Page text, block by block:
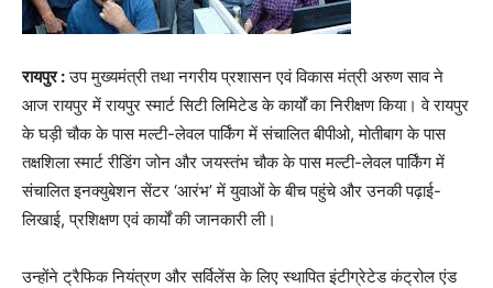
रायपुर :उप मुख्यमंत्री तथा नगरीय प्रशासन एवं विकास मंत्री अरुण साव ने
आज रायपुर में रायपुर स्मार्ट सिटी लिमिटेड के कार्यों का निरीक्षण किया। वे रायपुर
के घड़ी चौक के पास मल्टी-लेवल पार्किंग में संचालित बीपीओ, मोतीबाग के पास
तक्षशिला स्मार्ट रीडिंग जोन और जयस्तंभ चौक के पास मल्टी-लेवल पार्किंग में
संचालित इनक्युबेशन सेंटर ‘आरंभ’ में युवाओं के बीच पहुंचे और उनकी पढ़ाई-
लिखाई, प्रशिक्षण एवं कार्यों की जानकारी ली।
उन्होंने ट्रैफिक नियंत्रण और सर्विलेंस के लिए स्थापित इंटीग्रेटेड कंट्रोल एंड